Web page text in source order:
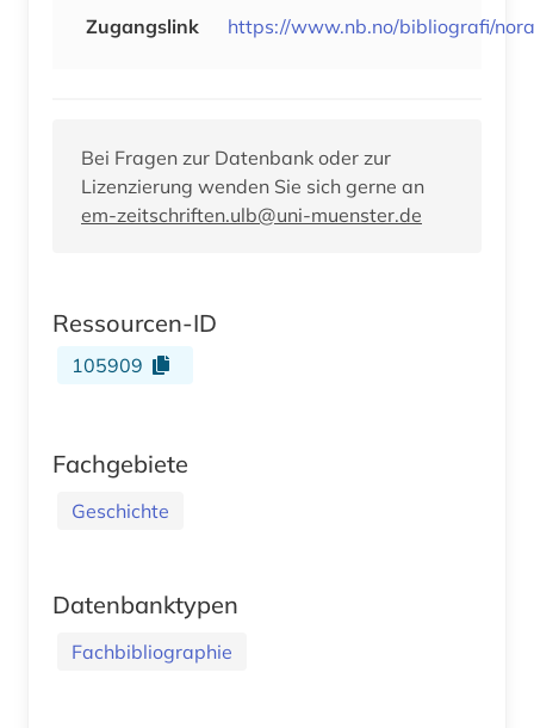
Zugangslink
https://www.nb.no/bibliografi/
Bei Fragen zur Datenbank oder zur
Lizenzierung wenden Sie sich gerne an
em-zeitschriften.ulb@uni-muenster.de
Ressourcen-ID
105909
Fachgebiete
Geschichte
Datenbanktypen
Fachbibliographie